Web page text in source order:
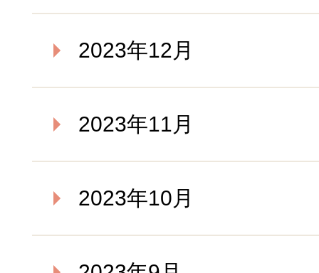
2023年12月
2023年11月
2023年10月